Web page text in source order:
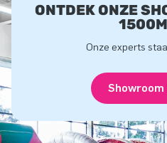
ONTDEK ONZE
Onze experts